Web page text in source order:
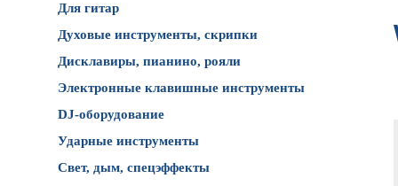
Для гитар
Духовые инструменты, скрипки
Дисклавиры, пианино, рояли
Электронные клавишные инструменты
DJ-оборудование
Ударные инструменты
Свет, дым, спецэффекты